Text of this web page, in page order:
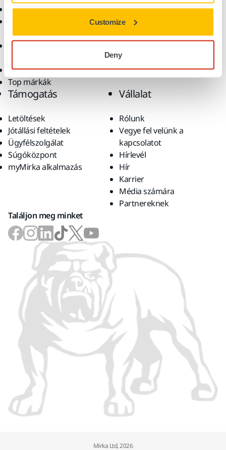
Customize
Deny
Pormentes csiszolás
polírpaszták
Kiegészítők és
Szuperkoptató anyagok
Top márkák
Alkalmazások
Megoldások
Támogatás
Letöltések
Jótállási feltételek
Ügyfélszolgálat
Súgóközpont
myMirka alkalmazás
Vállalat
Rólunk
Vegye fel velünk a
kapcsolatot
Hírlevél
Hír
Karrier
Média számára
Partnereknek
Találjon meg minket
Mirka Ltd, 2026